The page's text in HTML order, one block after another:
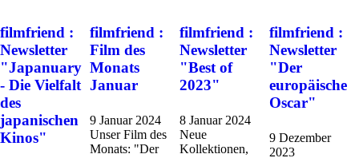
filmfriend :
Newsletter
"Japanuary
- Die Vielfalt
des
japanischen
Kinos"
filmfriend :
Film des
Monats
Januar
9 Januar 2024
Unser Film des
Monats: "Der
filmfriend :
Newsletter
"Best of
2023"
8 Januar 2024
Neue
Kollektionen,
filmfriend :
Newsletter
"Der
europäische
Oscar"
9 Dezember
2023